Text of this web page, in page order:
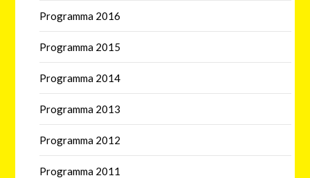
Programma 2016
Programma 2015
Programma 2014
Programma 2013
Programma 2012
Programma 2011